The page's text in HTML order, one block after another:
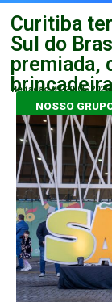
Curitiba
Sul do
premiada,
Redação 07 20/05/2026
NOSSO